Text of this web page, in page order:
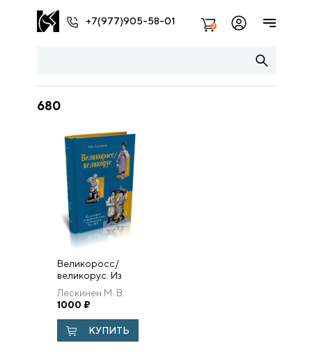
+7(977)905-58-01 2
680
Великоросс/
великорус. Из
истории
конструирования
этничности. Век
XIX.
Лескинен М. В.
1000 ₽
КУПИТЬ